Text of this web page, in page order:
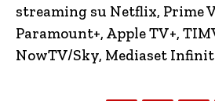
streaming su Netflix, Prime
Paramount+, Apple TV+,
NowTV/Sky, Mediaset